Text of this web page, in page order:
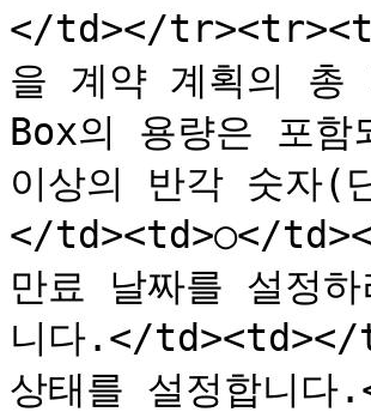
</td></
을 계약 계획의 총
Box의 용량은 포
이상의 반각 숫자(
</td><td>○</
만료 날짜를 설정
니다.</td><td></
상태를 설정합니